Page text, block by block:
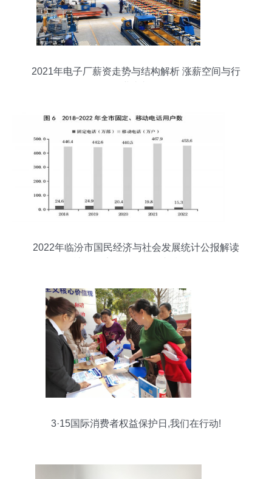
2021年电子厂薪资走势与结构解析 涨薪空间与行
2022年临汾市国民经济与社会发展统计公报解读
3·15国际消费者权益保护日,我们在行动!